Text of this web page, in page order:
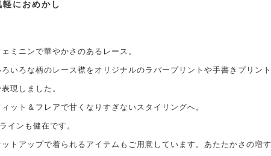
軽におめかし
ェミニンで華やかさのあるレース。
ろいろな柄のレース襟をオリジナルのラバープリントや手書きプリント
現しました。
ィット＆フレアで甘くなりすぎないスタイリングへ。
インも健在です。
ットアップで着られるアイテムもご用意しています。あたたかさの増す